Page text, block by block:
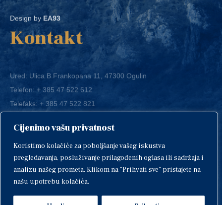
Cijenimo vašu privatnost
Koristimo kolačiće za poboljšanje vašeg iskustva
pregledavanja, posluživanje prilagođenih oglasa ili sadržaja i
analizu našeg prometa. Klikom na "Prihvati sve" pristajete na
našu upotrebu kolačića.
Design by EA93
Kontakt
Ured: Ulica B.Frankopana 11, 47300 Ogulin
Telefon:+ 385 47 522 612
Telefaks:+ 385 47 522 821
E-mail:grad-ogulin@ogulin.hr
OIB: 58264108511
IBAN: HR1424020061829700009